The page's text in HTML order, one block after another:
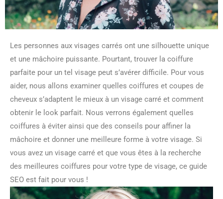
Les personnes aux visages carrés ont une silhouette unique
et une mâchoire puissante. Pourtant, trouver la coiffure
parfaite pour un tel visage peut s’avérer difficile. Pour vous
aider, nous allons examiner quelles coiffures et coupes de
cheveux s’adaptent le mieux à un visage carré et comment
obtenir le look parfait. Nous verrons également quelles
coiffures à éviter ainsi que des conseils pour affiner la
mâchoire et donner une meilleure forme à votre visage. Si
vous avez un visage carré et que vous êtes à la recherche
des meilleures coiffures pour votre type de visage, ce guide
SEO est fait pour vous !